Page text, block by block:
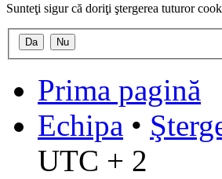
Sunteţi sigur că doriţi ştergerea tuturor
Prima pagină
Echipa •
UTC + 2